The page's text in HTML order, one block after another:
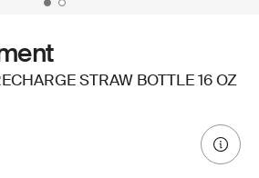
STRAW BOTTLE 16 OZ